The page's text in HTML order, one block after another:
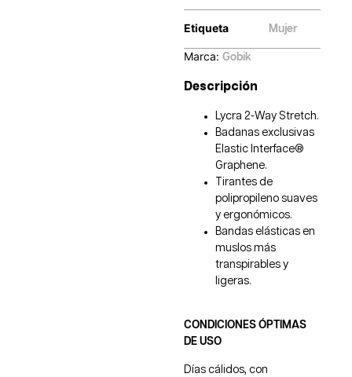
Etiqueta Mujer
Marca: Gobik
Descripción
Lycra 2-Way Stretch.
Badanas exclusivas
Elastic Interface®
Graphene.
Tirantes de
polipropileno suaves
y ergonómicos.
Bandas elásticas en
muslos más
transpirables y
ligeras.
CONDICIONES ÓPTIMAS
DE USO
Días cálidos, con